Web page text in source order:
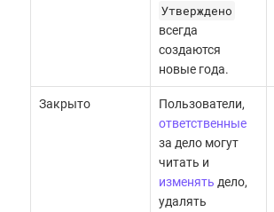
Утверждено
всегда
создаются
новые года.
Закрыто
Пользователи,
ответственные
за дело могут
читать и
изменять дело,
удалять